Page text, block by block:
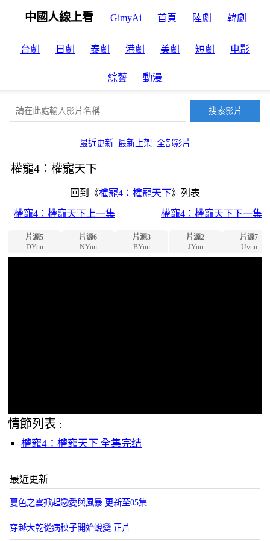
中國人線上看 GimyAi 首頁 陸劇 韓劇
台劇 日劇 泰劇 港劇 美劇 短劇 电影
綜藝 動漫
最近更新 最新上架 全部影片
權寵4：權寵天下
回到《權寵4：權寵天下》列表
權寵4：權寵天下上一集
權寵4：權寵天下下一集
片源5
DYun
片源6
NYun
片源3
BYun
片源2
JYun
片源7
Uyun
情節列表 :
權寵4：權寵天下 全集完结
最近更新
夏色之雲掀起戀愛與風暴 更新至05集
穿越大乾從病秧子開始蛻變 正片